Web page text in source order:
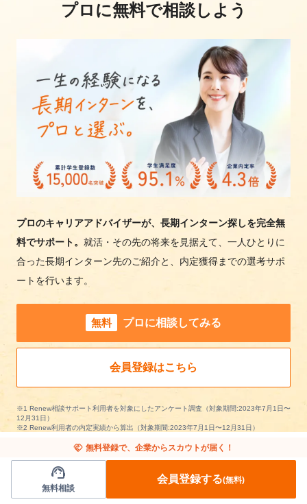
プロに無料で相談しよう
プロのキャリアアドバイザーが、長期インターン探しを完全無
料でサポート。 就活・その先の将来を見据えて、一人ひとりに
合った長期インターン先のご紹介と、内定獲得までの選考サポ
ートを行います。
無料 プロに相談してみる
会員登録はこちら
※1 Renew相談サポート利用者を対象にしたアンケート調査（対象期間:2023年7月1日〜
12月31日）
※2 Renew利用者の内定実績から算出（対象期間:2023年7月1日〜12月31日）
handshake 無料登録で、企業からスカウトが届く！
support_agent
無料相談
会員登録する(無料)